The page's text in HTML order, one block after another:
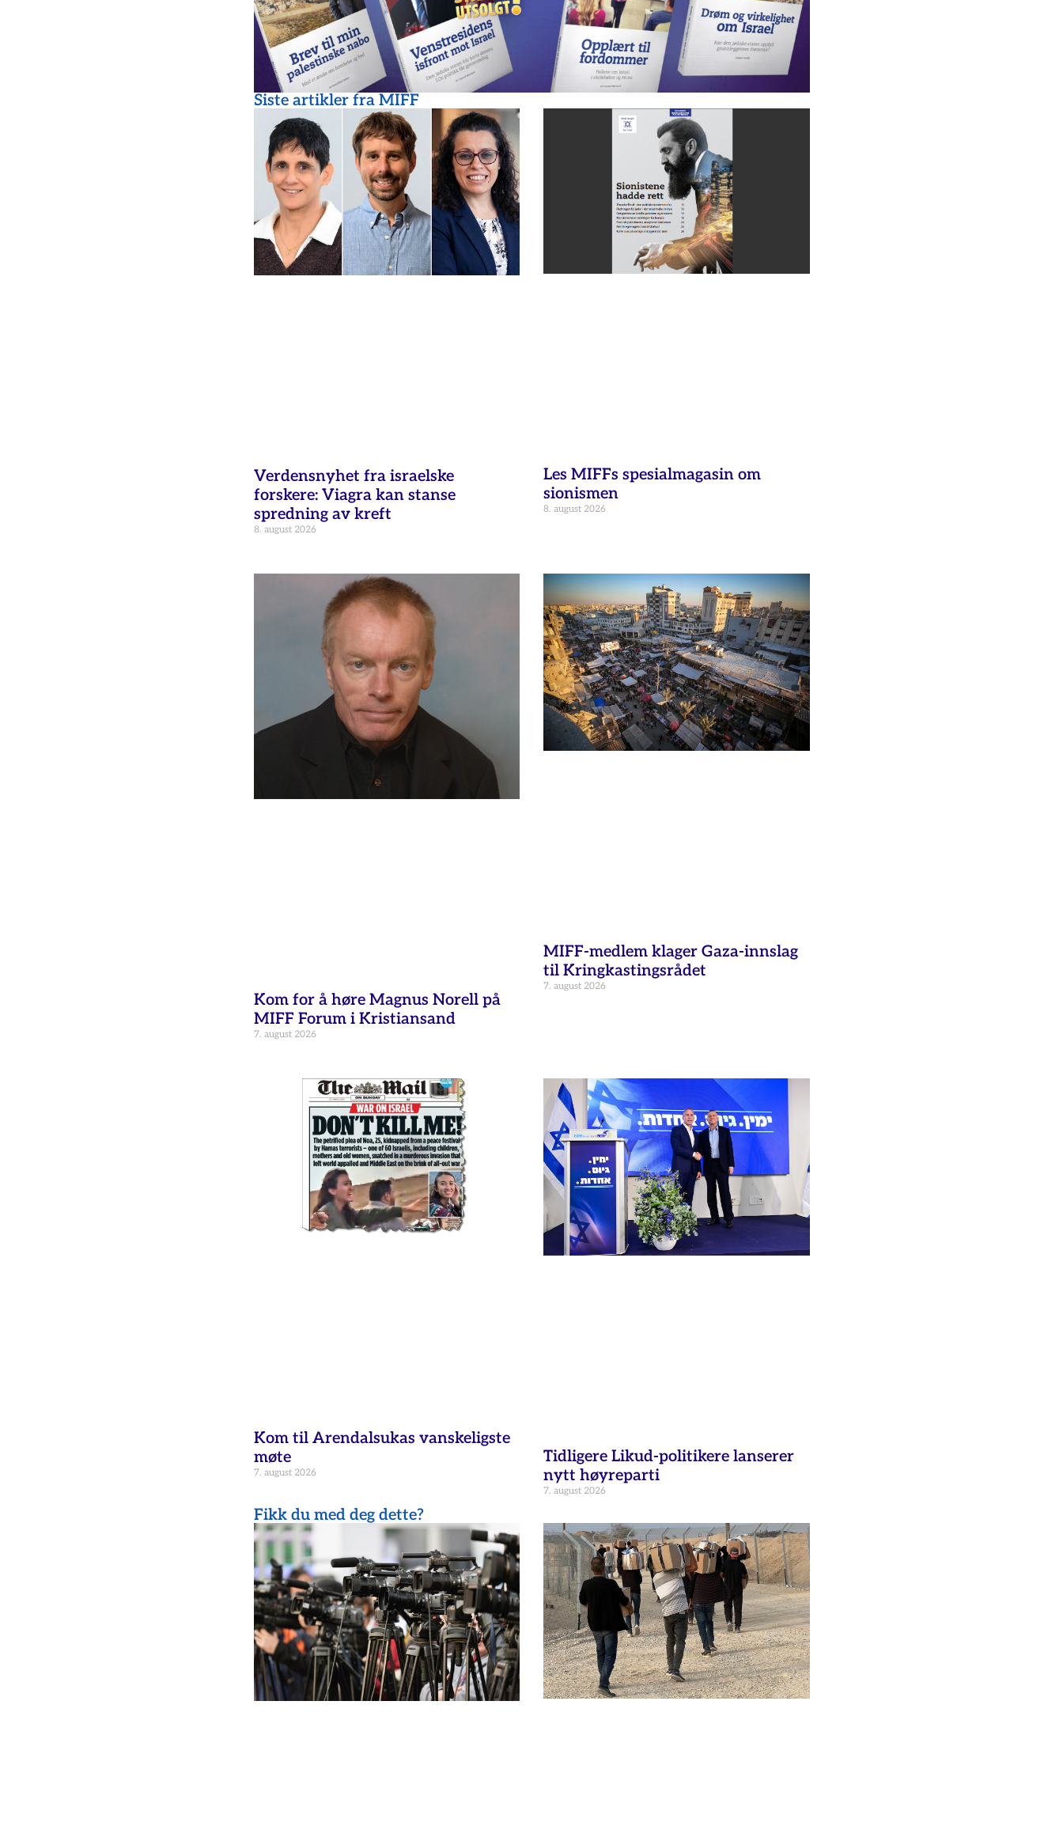
Siste artikler fra MIFF
Verdensnyhet fra israelske
forskere: Viagra kan stanse
spredning av kreft
8. august 2026
Les MIFFs spesialmagasin om
sionismen
8. august 2026
Kom for å høre Magnus Norell på
MIFF Forum i Kristiansand
7. august 2026
MIFF-medlem klager Gaza-innslag
til Kringkastingsrådet
7. august 2026
Kom til Arendalsukas vanskeligste
møte
7. august 2026
Tidligere Likud-politikere lanserer
nytt høyreparti
7. august 2026
Fikk du med deg dette?